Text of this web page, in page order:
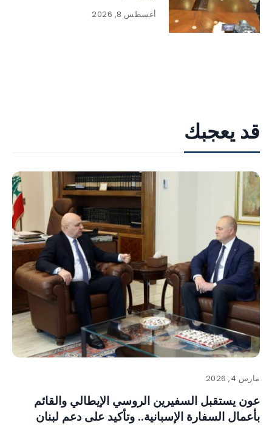
أغسطس 8, 2026
قد يعجبك
مارس 4, 2026
عون يستقبل السفيرين الروسي الإيطالي والقائم
بأعمال السفارة الإسبانية.. وتأكيد على دعم لبنان